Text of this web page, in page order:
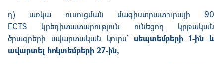
դ) առկա ուսուցման մագիստրատուրայի 90
ECTS կրեդիտատարություն ունեցող կրթական
ծրագրերի ավարտական կուրս՝ սեպտեմբերի 1-ին և
ավարտել հոկտեմբերի 27-ին,